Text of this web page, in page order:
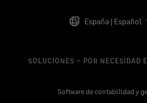
España | Español
SOLUCIONES – POR NECESIDAD
Software de contabilidad y